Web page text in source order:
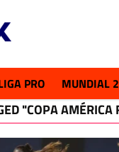
PRO MUNDIAL
"COPA